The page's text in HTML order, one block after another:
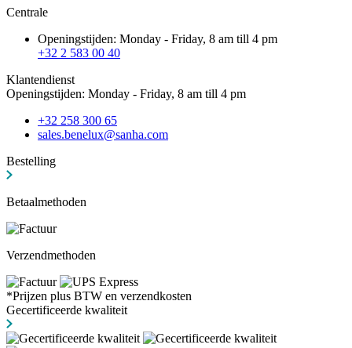
Centrale
Openingstijden: Monday - Friday, 8 am till 4 pm
+32 2 583 00 40
Klantendienst
Openingstijden: Monday - Friday, 8 am till 4 pm
+32 258 300 65
sales.benelux@sanha.com
Bestelling
Betaalmethoden
Verzendmethoden
*Prijzen plus BTW en verzendkosten
Gecertificeerde kwaliteit